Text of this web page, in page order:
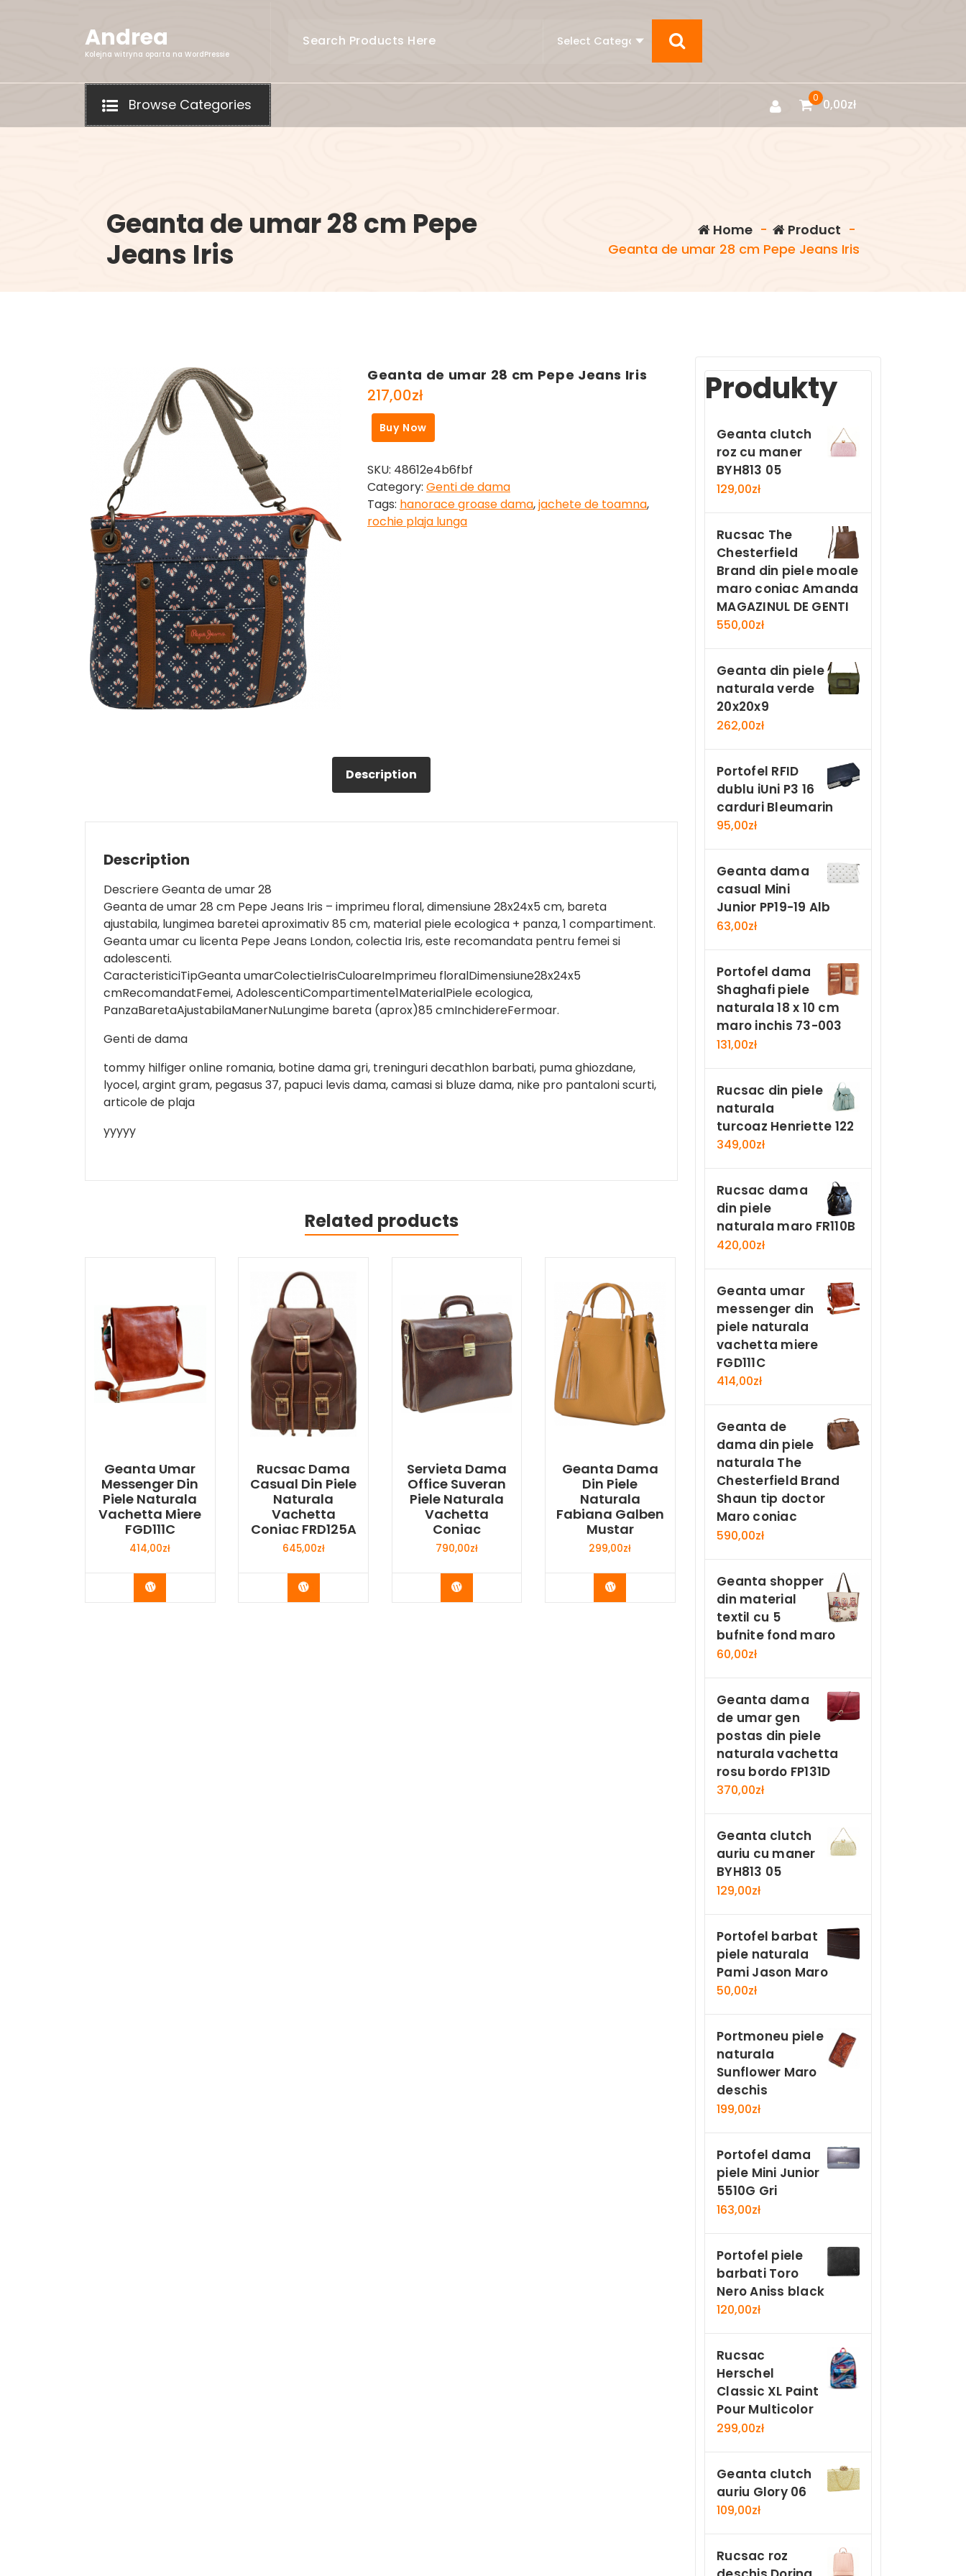
Andrea
Kolejna witryna oparta na WordPressie
Browse Categories 0 0,00zł
Geanta de umar 28 cm Pepe
Jeans Iris
Home - Product -
Geanta de umar 28 cm Pepe Jeans Iris
Geanta de umar 28 cm Pepe Jeans Iris
217,00zł
Buy Now
SKU: 48612e4b6fbf
Category: Genti de dama
Tags: hanorace groase dama,jachete de toamna,
rochie plaja lunga
Description
Description
Descriere Geanta de umar 28
Geanta de umar 28 cm Pepe Jeans Iris – imprimeu floral, dimensiune 28x24x5 cm, bareta
ajustabila, lungimea baretei aproximativ 85 cm, material piele ecologica + panza, 1 compartiment.
Geanta umar cu licenta Pepe Jeans London, colectia Iris, este recomandata pentru femei si
adolescenti.
CaracteristiciTipGeanta umarColectieIrisCuloareImprimeu floralDimensiune28x24x5
cmRecomandatFemei, AdolescentiCompartimente1MaterialPiele ecologica,
PanzaBaretaAjustabilaManerNuLungime bareta (aprox)85 cmInchidereFermoar.
Genti de dama
tommy hilfiger online romania, botine dama gri, treninguri decathlon barbati, puma ghiozdane,
lyocel, argint gram, pegasus 37, papuci levis dama, camasi si bluze dama, nike pro pantaloni scurti,
articole de plaja
yyyyy
Related products
Geanta Umar
Messenger Din
Piele Naturala
Vachetta Miere
FGD111C
414,00zł
Buy Now
Rucsac Dama
Casual Din Piele
Naturala
Vachetta
Coniac FRD125A
645,00zł
Buy Now
Servieta Dama
Office Suveran
Piele Naturala
Vachetta
Coniac
790,00zł
Buy Now
Geanta Dama
Din Piele
Naturala
Fabiana Galben
Mustar
299,00zł
Buy Now
Produkty
Geanta clutch
roz cu maner
BYH813 05
129,00zł
Rucsac The
Chesterfield
Brand din piele moale
maro coniac Amanda
MAGAZINUL DE GENTI
550,00zł
Geanta din piele
naturala verde
20x20x9
262,00zł
Portofel RFID
dublu iUni P3 16
carduri Bleumarin
95,00zł
Geanta dama
casual Mini
Junior PP19-19 Alb
63,00zł
Portofel dama
Shaghafi piele
naturala 18 x 10 cm
maro inchis 73-003
131,00zł
Rucsac din piele
naturala
turcoaz Henriette 122
349,00zł
Rucsac dama
din piele
naturala maro FR110B
420,00zł
Geanta umar
messenger din
piele naturala
vachetta miere
FGD111C
414,00zł
Geanta de
dama din piele
naturala The
Chesterfield Brand
Shaun tip doctor
Maro coniac
590,00zł
Geanta shopper
din material
textil cu 5
bufnite fond maro
60,00zł
Geanta dama
de umar gen
postas din piele
naturala vachetta
rosu bordo FP131D
370,00zł
Geanta clutch
auriu cu maner
BYH813 05
129,00zł
Portofel barbat
piele naturala
Pami Jason Maro
50,00zł
Portmoneu piele
naturala
Sunflower Maro
deschis
199,00zł
Portofel dama
piele Mini Junior
5510G Gri
163,00zł
Portofel piele
barbati Toro
Nero Aniss black
120,00zł
Rucsac
Herschel
Classic XL Paint
Pour Multicolor
299,00zł
Geanta clutch
auriu Glory 06
109,00zł
Rucsac roz